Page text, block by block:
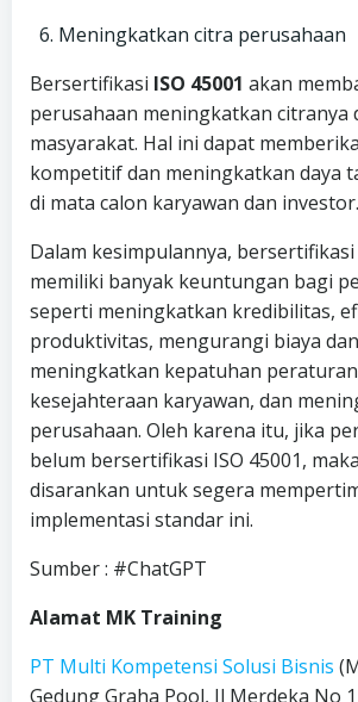
Meningkatkan citra perusahaan
Bersertifikasi ISO 45001 akan
perusahaan meningkatkan citranya
masyarakat. Hal ini dapat
kompetitif dan meningkatkan daya
di mata calon karyawan dan investor.
Dalam kesimpulannya, bersertifikasi
memiliki banyak keuntungan bagi
seperti meningkatkan kredibilitas,
produktivitas, mengurangi biaya
meningkatkan kepatuhan
kesejahteraan karyawan, dan
perusahaan. Oleh karena itu, jika
belum bersertifikasi ISO 45001,
disarankan untuk segera
implementasi standar ini.
Sumber : #ChatGPT
Alamat MK Training
PT Multi Kompetensi Solusi Bisnis
Gedung Graha Pool, Jl Merdeka No